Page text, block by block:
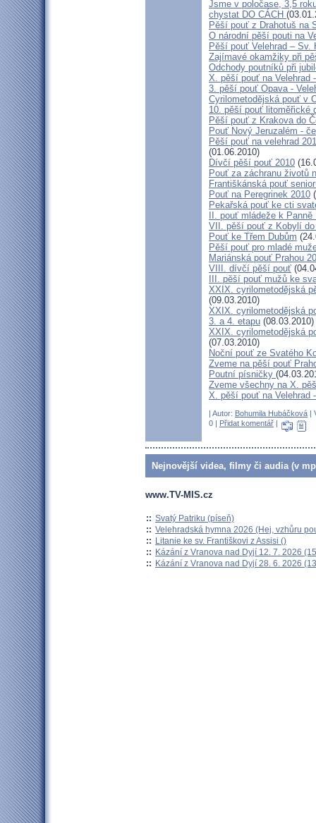
Jsme v poločase, 3,5
chystat DO CÁCH
Pěší pouť z Drahotuš na
O národní pěší pouti na
Pěší pouť Velehrad – Sv.
Zajímavé okamžiky při
Odchody poutníků při
X. pěší pouť na Velehrad
3. pěší pouť Opava -
Cyrilometodějská pouť v
10. pěší pouť litoměřické
Pěší pouť z Krakova do
Pouť Nový Jeruzalém -
Pěší pouť na velehrad
(01.06.2010)
Dívčí pěší pouť 2010
Pouť za záchranu životů
Františkánská pouť
Pouť na Peregrinek 2010
Pekařská pouť ke cti
II. pouť mládeže k
VII. pěší pouť z Kobylí
Pouť ke Třem Dubům
Pěší pouť pro mladé
Mariánská pouť Prahou
VIII. dívčí pěší pouť
III. pěší pouť mužů ke
XXIX. cyrilometodějská
(09.03.2010)
XXIX. cyrilometodějská
3. a 4. etapu (08.03.2010)
XXIX. cyrilometodějská
(07.03.2010)
Noční pouť ze Svatého
Zveme na pěší pouť
Poutní písničky
Zveme všechny na X.
X. pěší pouť na Velehrad
| Autor: Bohumila Hubáčková |
0 | Přidat komentář |
Nejnovější videa, filmy či audia (v
www.TV-MIS.cz
:: Svatý Patriku (píseň)
:: Velehradská hymna 2026 (Hej, vzhůru
:: Litanie ke sv. Františkovi z Assisi ()
:: Kázání z Vranova nad Dyjí 12. 7. 2026
:: Kázání z Vranova nad Dyjí 28. 6. 2026